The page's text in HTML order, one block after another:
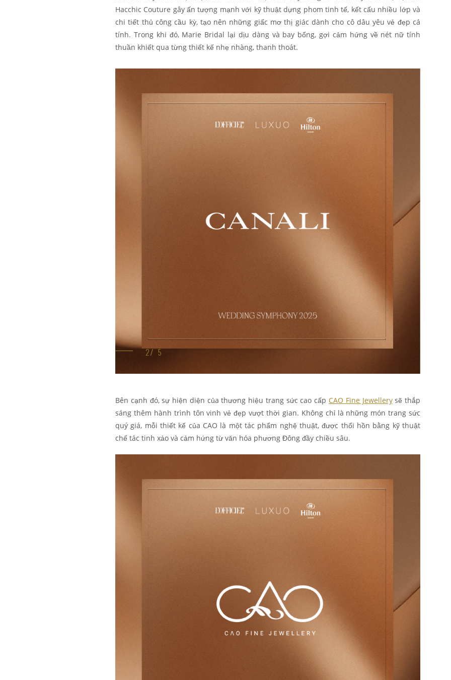
Hacchic Couture gây ấn tượng mạnh với kỹ thuật dựng phom tinh tế, kết cấu nhiều lớp và
chi tiết thủ công cầu kỳ, tạo nên những giấc mơ thị giác dành cho cô dâu yêu vẻ đẹp cá
tính. Trong khi đó, Marie Bridal lại dịu dàng và bay bổng, gợi cảm hứng về nét nữ tính
thuần khiết qua từng thiết kế nhẹ nhàng, thanh thoát.
Bên cạnh đó, sự hiện diện của thương hiệu trang sức cao cấpCAO Fine Jewellerysẽ thắp
sáng thêm hành trình tôn vinh vẻ đẹp vượt thời gian. Không chỉ là những món trang sức
quý giá, mỗi thiết kế của CAO là một tác phẩm nghệ thuật, được thổi hồn bằng kỹ thuật
chế tác tinh xảo và cảm hứng từ văn hóa phương Đông đầy chiều sâu.